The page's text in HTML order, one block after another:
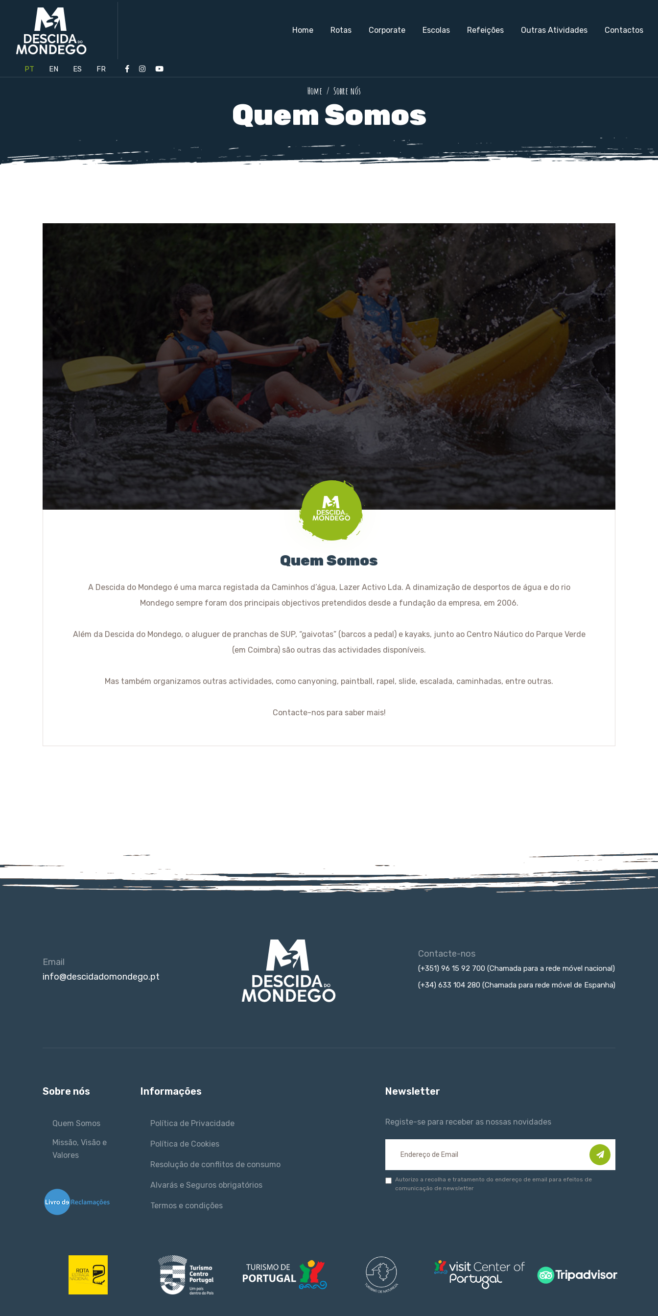
Home Rotas Corporate Escolas Refeições Outras Atividades Contactos
PT EN ES FR
Home Sobre nós
Quem Somos
Quem Somos
A Descida do Mondego é uma marca registada da Caminhos d’água, Lazer Activo Lda. A dinamização de desportos de água e do rio
Mondego sempre foram dos principais objectivos pretendidos desde a fundação da empresa, em 2006.
Além da Descida do Mondego, o aluguer de pranchas de SUP, “gaivotas” (barcos a pedal) e kayaks, junto ao Centro Náutico do Parque Verde
(em Coimbra) são outras das actividades disponíveis.
Mas também organizamos outras actividades, como canyoning, paintball, rapel, slide, escalada, caminhadas, entre outras.
Contacte-nos para saber mais!
Email
info@descidadomondego.pt
Contacte-nos
(+351) 96 15 92 700 (Chamada para a rede móvel nacional)
(+34) 633 104 280 (Chamada para rede móvel de Espanha)
Sobre nós
Quem Somos
Missão, Visão e
Valores
Informações
Política de Privacidade
Política de Cookies
Resolução de conflitos de consumo
Alvarás e Seguros obrigatórios
Termos e condições
Newsletter
Registe-se para receber as nossas novidades
Autorizo a recolha e tratamento do endereço de email para efeitos de
comunicação de newsletter